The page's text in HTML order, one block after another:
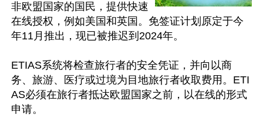
非欧盟国家的国民，提供快速
在线授权，例如美国和英国。免签证计划原定于今
年11月推出，现已被推迟到2024年。
ETIAS系统将检查旅行者的安全凭证，并向以商
务、旅游、医疗或过境为目地旅行者收取费用。ETI
AS必须在旅行者抵达欧盟国家之前，以在线的形式
申请。